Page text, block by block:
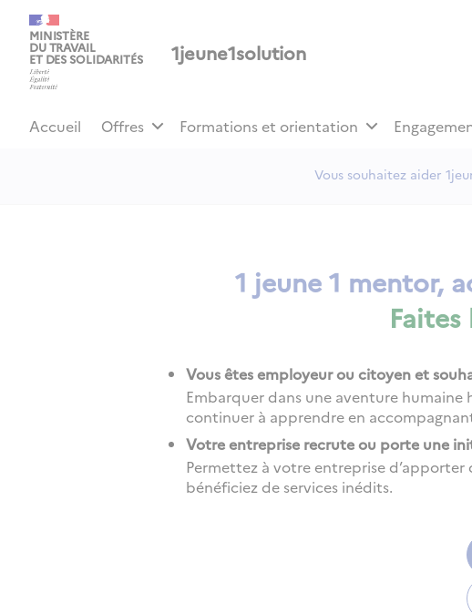
MINISTÈRE
DU TRAVAIL
ET DES SOLIDARITÉS 1jeune1solution
Accueil Offres Formations et orientation
Vous souhaitez aider
1 jeune 1 mentor,
Vous êtes employeur ou citoyen et
Embarquer dans une aventure humaine
continuer à apprendre en
Votre entreprise recrute ou porte une
Permettez à votre entreprise d’apporter
bénéficiez de services inédits.
Panneau de gestion des cookies